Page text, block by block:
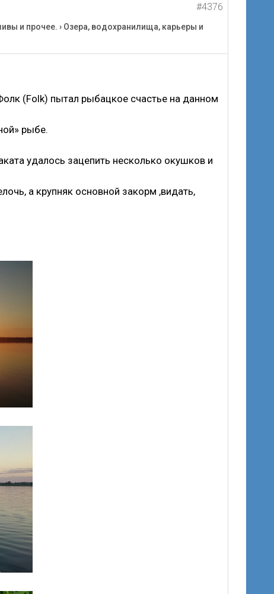
#4376
и прочее. › Озера, водохранилища, карьеры и
(Folk) пытал рыбацкое счастье на данном
рыбе.
удалось зацепить несколько окушков и
а крупняк основной закорм ,видать,